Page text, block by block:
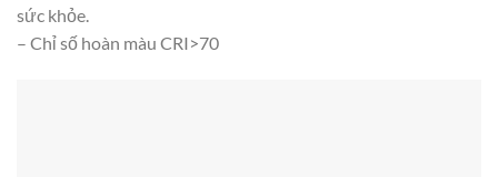
sức khỏe.
– Chỉ số hoàn màu CRI>70